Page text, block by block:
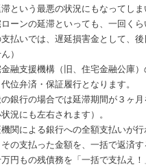
という最悪の状況にもなってしま
ーンの延滞といっても、一回く
払いでは、遅延損害金として、
）
融支援機構（旧、住宅金融公庫
位弁済・保証履行となります。
銀行の場合では延滞期間が３ヶ
況にも左右されます）。
関による銀行への全額支払いが
その支払った金額を、一括で返済
円もの残債務を「一括で支払え